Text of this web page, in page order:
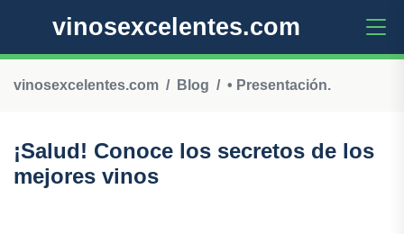
vinosexcelentes.com
vinosexcelentes.com Blog • Presentación.
¡Salud! Conoce los secretos de los
mejores vinos